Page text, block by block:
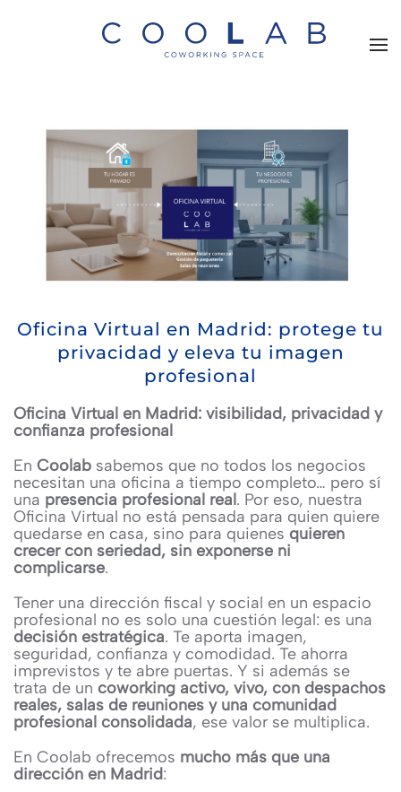
Skip to main content
Oficina Virtual en Madrid: protege tu
privacidad y eleva tu imagen
profesional
Oficina Virtual en Madrid: visibilidad, privacidad y
confianza profesional
En Coolab sabemos que no todos los negocios
necesitan una oficina a tiempo completo… pero sí
una presencia profesional real. Por eso, nuestra
Oficina Virtual no está pensada para quien quiere
quedarse en casa, sino para quienes quieren
crecer con seriedad, sin exponerse ni
complicarse.
Tener una dirección fiscal y social en un espacio
profesional no es solo una cuestión legal: es una
decisión estratégica. Te aporta imagen,
seguridad, confianza y comodidad. Te ahorra
imprevistos y te abre puertas. Y si además se
trata de un coworking activo, vivo, con despachos
reales, salas de reuniones y una comunidad
profesional consolidada, ese valor se multiplica.
En Coolab ofrecemos mucho más que una
dirección en Madrid: